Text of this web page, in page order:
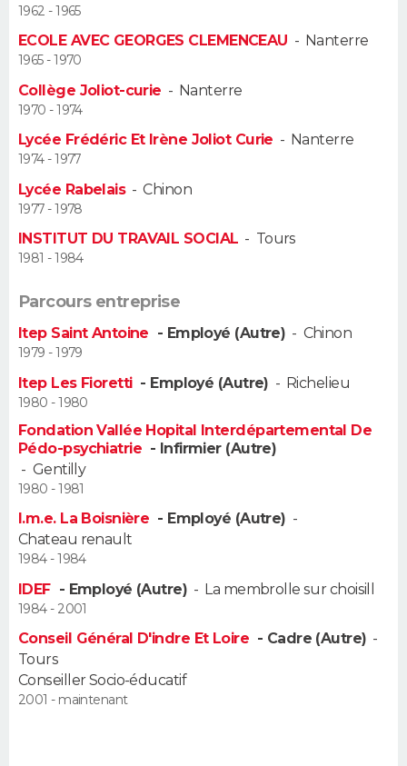
Alimentation
Guide de la santé
Maladies
Médicaments
Sommeil
VOYAGE
PHOTO
CARTE DE VOEUX
Carte de Noël
Carte Bonne année
Carte Saint-Valentin
Carte Pâques
Carte d'anniversaire
DICTIONNAIRE
PROGRAMME TV
COPAINS D'AVANT
Service militaire
Avis de recherche
AVIS DE DÉCÈS
FORUM
Bricolage
Lifestyle
Culture
Sport
Auto
Television
Voyage
Cinema
1962 - 1965
ECOLE AVEC GEORGES CLEMENCEAU - Nanterre
1965 - 1970
Collège Joliot-curie - Nanterre
1970 - 1974
Lycée Frédéric Et Irène Joliot Curie - Nanterre
1974 - 1977
Lycée Rabelais-Chinon
1977 - 1978
INSTITUT DU TRAVAIL SOCIAL - Tours
1981 - 1984
Parcours entreprise
Itep Saint Antoine - Employé (Autre) - Chinon
1979 - 1979
Itep Les Fioretti - Employé (Autre) - Richelieu
1980 - 1980
Fondation Vallée Hopital Interdépartemental De
Pédo-psychiatrie - Infirmier (Autre)
- Gentilly
1980 - 1981
I.m.e. La Boisnière - Employé (Autre) -
Chateau renault
1984 - 1984
IDEF - Employé (Autre) - La membrolle sur choisill
1984 - 2001
Conseil Général D'indre Et Loire - Cadre (Autre) -
Tours
Conseiller Socio-éducatif
2001 - maintenant